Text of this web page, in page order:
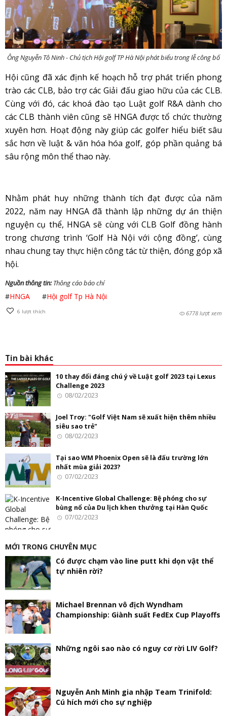
Ông Nguyễn Tô Ninh - Chủ tịch Hội golf TP Hà Nội phát biểu trong lễ công bố
Hội cũng đã xác định kế hoạch hỗ trợ phát triển phong
trào các CLB, bảo trợ các Giải đấu giao hữu của các CLB.
Cùng với đó, các khoá đào tạo Luật golf R&A dành cho
các CLB thành viên cũng sẽ HNGA được tổ chức thường
xuyên hơn. Hoạt động này giúp các golfer hiểu biết sâu
sắc hơn về luật & văn hóa hóa golf, góp phần quảng bá
sâu rộng môn thể thao này.
Nhằm phát huy những thành tích đạt được của năm
2022, năm nay HNGA đã thành lập những dự án thiện
nguyện cụ thể, HNGA sẽ cùng với CLB Golf đồng hành
trong chương trình ‘Golf Hà Nội với cộng đồng’, cùng
nhau chung tay thực hiện công tác từ thiện, đóng góp xã
hội.
Nguồn thông tin:Thông cáo báo chí
#HNGA #Hội golf Tp Hà Nội
6 lượt thích 6778 lượt xem
Tin bài khác
10 thay đổi đáng chú ý về Luật golf 2023 tại Lexus
Challenge 2023
08/02/2023
Joel Troy: "Golf Việt Nam sẽ xuất hiện thêm nhiều
siêu sao trẻ"
08/02/2023
Tại sao WM Phoenix Open sẽ là đấu trường lớn
nhất mùa giải 2023?
07/02/2023
K-Incentive Global Challenge: Bệ phóng cho sự
bùng nổ của Du lịch khen thưởng tại Hàn Quốc
07/02/2023
MỚI TRONG CHUYÊN MỤC
Có được chạm vào line putt khi dọn vật thể
tự nhiên rời?
Michael Brennan vô địch Wyndham
Championship: Giành suất FedEx Cup Playoffs
Những ngôi sao nào có nguy cơ rời LIV Golf?
Nguyễn Anh Minh gia nhập Team Trinifold:
Cú hích mới cho sự nghiệp